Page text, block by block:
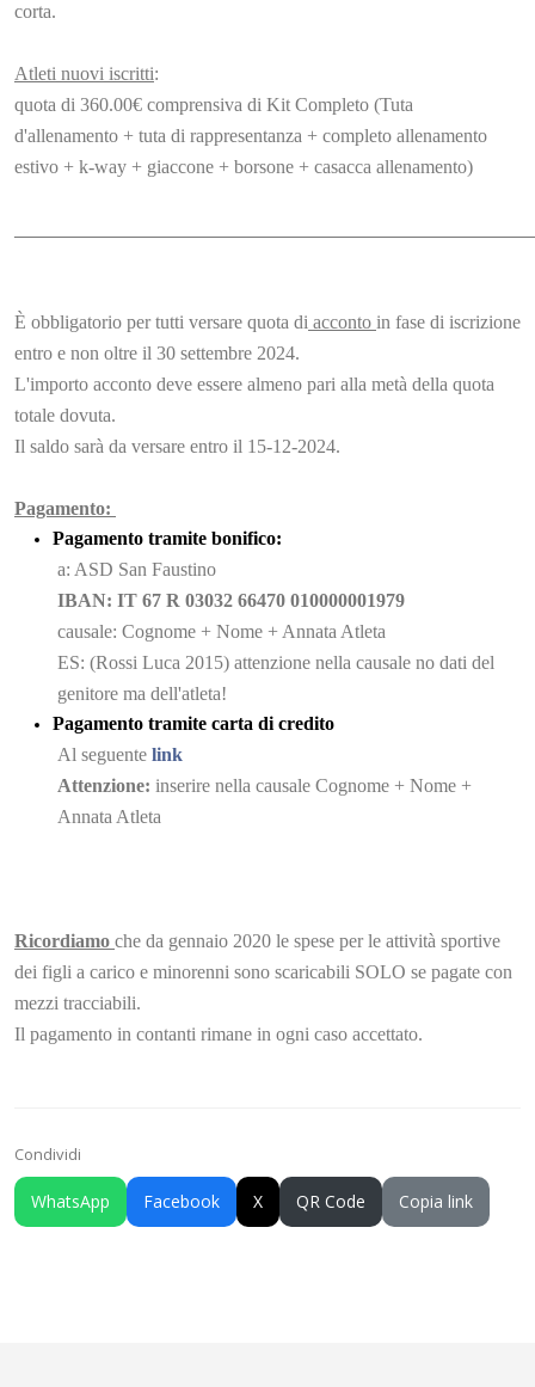
corta.
Atleti nuovi iscritti:
quota di 360.00€ comprensiva di Kit Completo (Tuta
d'allenamento + tuta di rappresentanza + completo allenamento
estivo + k-way + giaccone + borsone + casacca allenamento)
È obbligatorio per tutti versare quota di acconto in fase di iscrizione
entro e non oltre il 30 settembre 2024.
L'importo acconto deve essere almeno pari alla metà della quota
totale dovuta.
Il saldo sarà da versare entro il 15-12-2024.
Pagamento:
Pagamento tramite bonifico:
a: ASD San Faustino
IBAN: IT 67 R 03032 66470 010000001979
causale: Cognome + Nome + Annata Atleta
ES: (Rossi Luca 2015) attenzione nella causale no dati del
genitore ma dell'atleta!
Pagamento tramite carta di credito
Al seguente link
Attenzione: inserire nella causale Cognome + Nome +
Annata Atleta
Ricordiamo che da gennaio 2020 le spese per le attività sportive
dei figli a carico e minorenni sono scaricabili SOLO se pagate con
mezzi tracciabili.
Il pagamento in contanti rimane in ogni caso accettato.
Condividi
WhatsApp Facebook X QR Code Copia link